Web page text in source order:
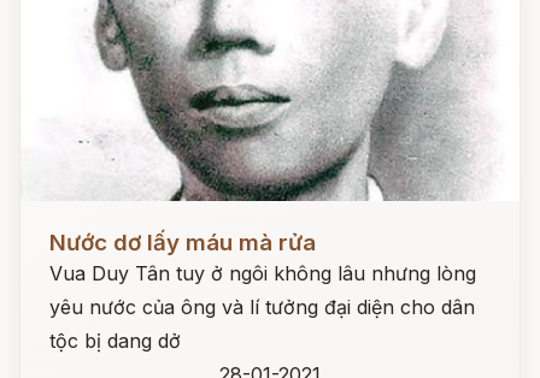
Nước dơ lấy máu mà rửa
Vua Duy Tân tuy ở ngôi không lâu nhưng lòng
yêu nước của ông và lí tưởng đại diện cho dân
tộc bị dang dở